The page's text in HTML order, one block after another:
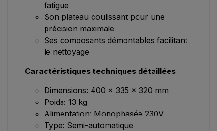
fatigue
Son plateau coulissant pour une
précision maximale
Ses composants démontables facilitant
le nettoyage
Caractéristiques techniques détaillées
Dimensions: 400 x 335 x 320 mm
Poids: 13 kg
Alimentation: Monophasée 230V
Type: Semi-automatique